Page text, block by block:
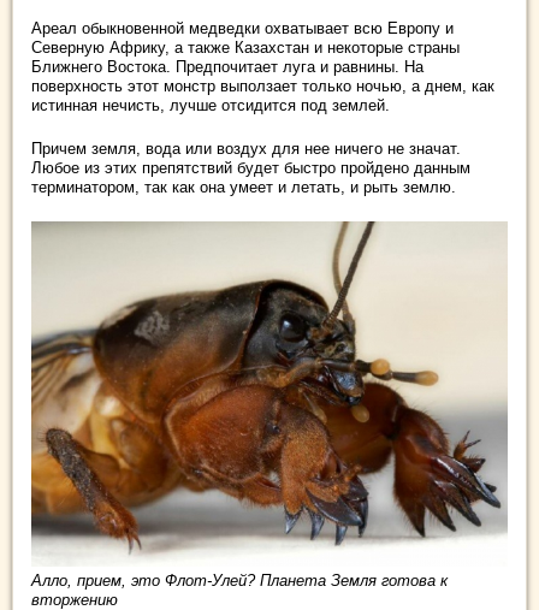
Ареал обыкновенной медведки охватывает всю Европу и
Северную Африку, а также Казахстан и некоторые страны
Ближнего Востока. Предпочитает луга и равнины. На
поверхность этот монстр выползает только ночью, а днем, как
истинная нечисть, лучше отсидится под землей.
Причем земля, вода или воздух для нее ничего не значат.
Любое из этих препятствий будет быстро пройдено данным
терминатором, так как она умеет и летать, и рыть землю.
Алло, прием, это Флот-Улей? Планета Земля готова к
вторжению